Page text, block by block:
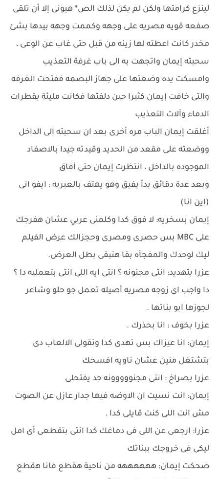
لينزع كرامتها ولكن لم يكن لذلك الص* هيونى إلا أن تلقى
صفعه قويه مصريه على وجهه وكممت وجهه بيدها بشئ
مخدر كانت اعطته لها زينه من قبل حتى غاب عن الوعى ،
سحبته إيمان واتجهت به الى باب غرفة التعذيب
وامسكت يده وضعتها على جهاز البصمه ففتحت الغرفه
والتى خافت إيمان كثيرا حين دلفتها فكانت مليئة بقطرات
الدماء وآلات التعذيب
أغلقت إيمان الباب مره أخرى بعد ان سحبته الى الداخل
ووضعته على مقعد من الحديد وقيدته جيدا بالاصفاد
الموجوده بالداخل ، انتظرت إيمان حتى أفاق
وبعد عدة دقائق بدأ يفيق وهو يهتف بالعبريه : ايفو انى
(اين انا)
إيمان بسخريه: لا فوق كدا وكلمنى عربي عشان هفرجك
على MBC بس حصرى ومصرى وحجزالك عرض الفيلم
ليك لوحدك والمفجأه بقا هتبقى بطل العرض.
عزرا بتهديد: انتى مجنونه ؟ انتى ايه اللى انتى بتعمليه دا ؟
دا واجب اى زوجه مصريه أصيله تعمل جو حلو وشاعر
لجوزها ابو بناتها .
عزرا بخوف : انا بحذرك .
إيمان: انا عيزاك بس تهدى كدا وتقولى الالعاب دى
بتشتغل منين عشان ناويه افسحك
عزرا بصراخ : انتى مجنووووونه حد يفتحلى
إيمان: انت نسيت ان الاوضه فيها جدار عازل عن الصوت
مش انت اللى كنت قايلى كدا .
عزرا: ارجعى عن اللى فى دماغك كدا انتى بتقطعى أى امل
ليكى فى خروجك ببناتك
ضحكت إيمان: ههههههه من ناحية هقطع فانا هقطع